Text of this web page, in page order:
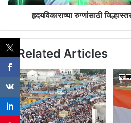
हृदयविकाराच्या रुग्णांसाठी
Related Articles